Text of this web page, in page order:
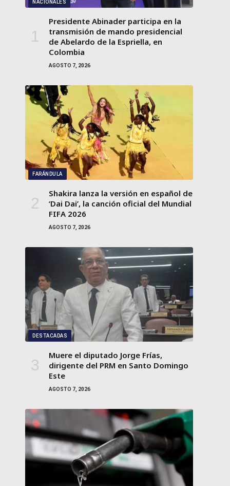
NACIONALES
Presidente Abinader participa en la
transmisión de mando presidencial
de Abelardo de la Espriella, en
Colombia
AGOSTO 7, 2026
FARÁNDULA
Shakira lanza la versión en español de
‘Dai Dai’, la canción oficial del Mundial
FIFA 2026
AGOSTO 7, 2026
DESTACADAS
Muere el diputado Jorge Frías,
dirigente del PRM en Santo Domingo
Este
AGOSTO 7, 2026